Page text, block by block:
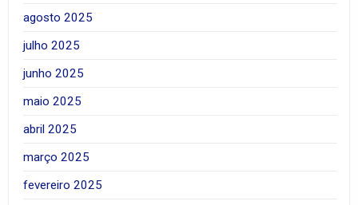
agosto 2025
julho 2025
junho 2025
maio 2025
abril 2025
março 2025
fevereiro 2025